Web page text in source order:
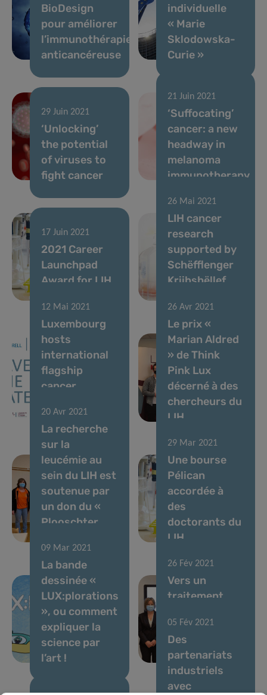
BioDesign
pour améliorer
l’immunothérapie
anticancéreuse
individuelle
« Marie
Sklodowska-
Curie »
29 Juin 2021
‘Unlocking’
the potential
of viruses to
fight cancer
21 Juin 2021
‘Suffocating’
cancer: a new
headway in
melanoma
immunotherapy
17 Juin 2021
2021 Career
Launchpad
Award for LIH
26 Mai 2021
LIH cancer
research
supported by
Schëfflenger
Kriibshëllef
12 Mai 2021
Luxembourg
hosts
international
flagship
cancer
conference
26 Avr 2021
Le prix «
Marian Aldred
» de Think
Pink Lux
décerné à des
chercheurs du
LIH
20 Avr 2021
La recherche
sur la
leucémie au
sein du LIH est
soutenue par
un don du «
Plooschter
29 Mar 2021
Une bourse
Pélican
accordée à
des
doctorants du
LIH
09 Mar 2021
La bande
dessinée «
LUX:plorations
», ou comment
expliquer la
science par
l’art !
26 Fév 2021
Vers un
traitement
des tumeurs
cérébrales
récidivantes
05 Fév 2021
Des
partenariats
industriels
avec